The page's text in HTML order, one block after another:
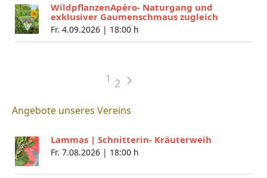
WildpflanzenApéro- Naturgang und
exklusiver Gaumenschmaus zugleich
Fr. 4.09.2026 | 18:00 h
1 2
Angebote unseres Vereins
Lammas | Schnitterin- Kräuterweih
Fr. 7.08.2026 | 18:00 h